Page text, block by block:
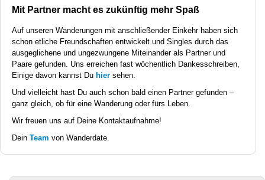
Mit Partner macht es zukünftig mehr Spaß
Auf unseren Wanderungen mit anschließender Einkehr haben sich
schon etliche Freundschaften entwickelt und Singles durch das
ausgeglichene und ungezwungene Miteinander als Partner und
Paare gefunden. Uns erreichen fast wöchentlich Dankesschreiben,
Einige davon kannst Du hier sehen.
Und vielleicht hast Du auch schon bald einen Partner gefunden –
ganz gleich, ob für eine Wanderung oder fürs Leben.
Wir freuen uns auf Deine Kontaktaufnahme!
Dein Team von Wanderdate.